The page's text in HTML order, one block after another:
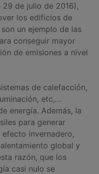
29 de julio de 2016),
los edificios de
un ejemplo de las
conseguir mayor
de emisiones a nivel
de calefacción,
etc,…
energía. Además, la
para generar
invernadero,
global y
razón, que los
casi nulo se